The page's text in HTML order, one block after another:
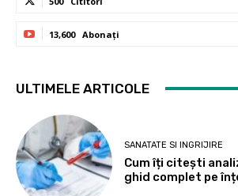
13,600 Abonați
ULTIMELE ARTICOLE
SANATATE SI INGRIJIRE
Cum îți citești
ghid complet pe